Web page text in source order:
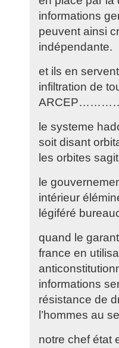
informations
peuvent ainsi
indépendante.
et ils en
infiltration de
le systeme
soit disant
les orbites
le
intérieur
légiféré
quand le
france en
informations
résistance de
l’hommes au
notre chef état